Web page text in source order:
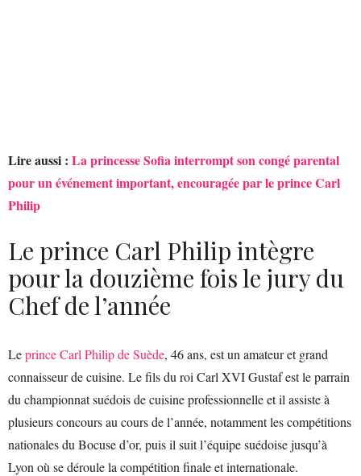
Lire aussi : La princesse Sofia interrompt son congé parental
pour un événement important, encouragée par le prince Carl
Philip
Le prince Carl Philip intègre
pour la douzième fois le jury du
Chef de l’année
Leprince Carl Philip de Suède, 46 ans, est un amateur et grand
connaisseur de cuisine. Le fils du roi Carl XVI Gustaf est le parrain
du championnat suédois de cuisine professionnelle et il assiste à
plusieurs concours au cours de l’année, notamment les compétitions
nationales du Bocuse d’or, puis il suit l’équipe suédoise jusqu’à
Lyon où se déroule la compétition finale et internationale.